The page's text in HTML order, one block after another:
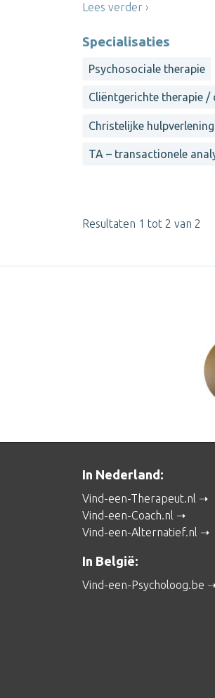
Lees verder
Specialisaties
Psychosociale therapie
Cliëntgerichte therapie /
Christelijke hulpverlening
TA – transactionele
Resultaten 1 tot 2 van 2
In Nederland:
Vind-een-Therapeut.nl
Vind-een-Coach.nl
Vind-een-Alternatief.nl
In België:
Vind-een-Psycholoog.be